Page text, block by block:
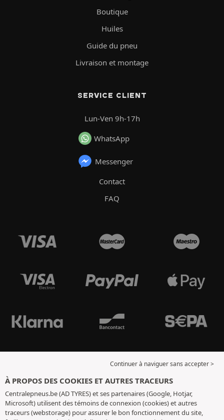
Boutique
Huiles
Guide du pneu
Livraison et montage
SERVICE CLIENT
Lun-Ven 9h-17h
WhatsApp
Messenger
Contact
FAQ
Continuer à naviguer sans accepter >
À PROPOS DES COOKIES ET AUTRES TRACEURS
Centralepneus.be (AD TYRES) et ses partenaires (Google, Hotjar,
Microsoft) utilisent des témoins de connexion (cookies) et autres
traceurs (webstorage) pour assurer le bon fonctionnement du site,